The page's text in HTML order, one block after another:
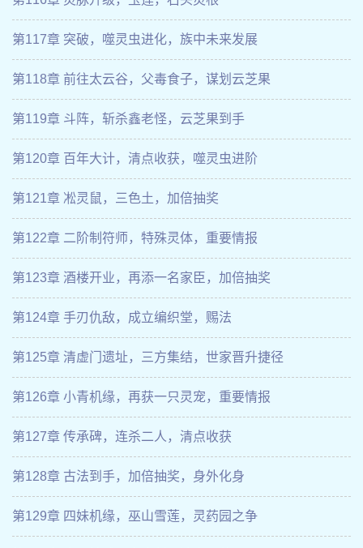
第117章 突破，噬灵虫进化，族中未来发展
第118章 前往太云谷，父毒食子，谋划云芝果
第119章 斗阵，斩杀鑫老怪，云芝果到手
第120章 百年大计，清点收获，噬灵虫进阶
第121章 凇灵鼠，三色土，加倍抽奖
第122章 二阶制符师，特殊灵体，重要情报
第123章 酒楼开业，再添一名家臣，加倍抽奖
第124章 手刃仇敌，成立编织堂，赐法
第125章 清虚门遗址，三方集结，世家晋升捷径
第126章 小青机缘，再获一只灵宠，重要情报
第127章 传承碑，连杀二人，清点收获
第128章 古法到手，加倍抽奖，身外化身
第129章 四妹机缘，巫山雪莲，灵药园之争